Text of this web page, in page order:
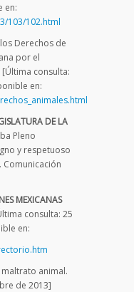
en:
103/102.html
Derechos de
por el
[Última consulta:
en:
DE LA
Pleno
y respetuoso
Comunicación
MEXICANAS
consulta: 25
en:
animal.
de 2013]